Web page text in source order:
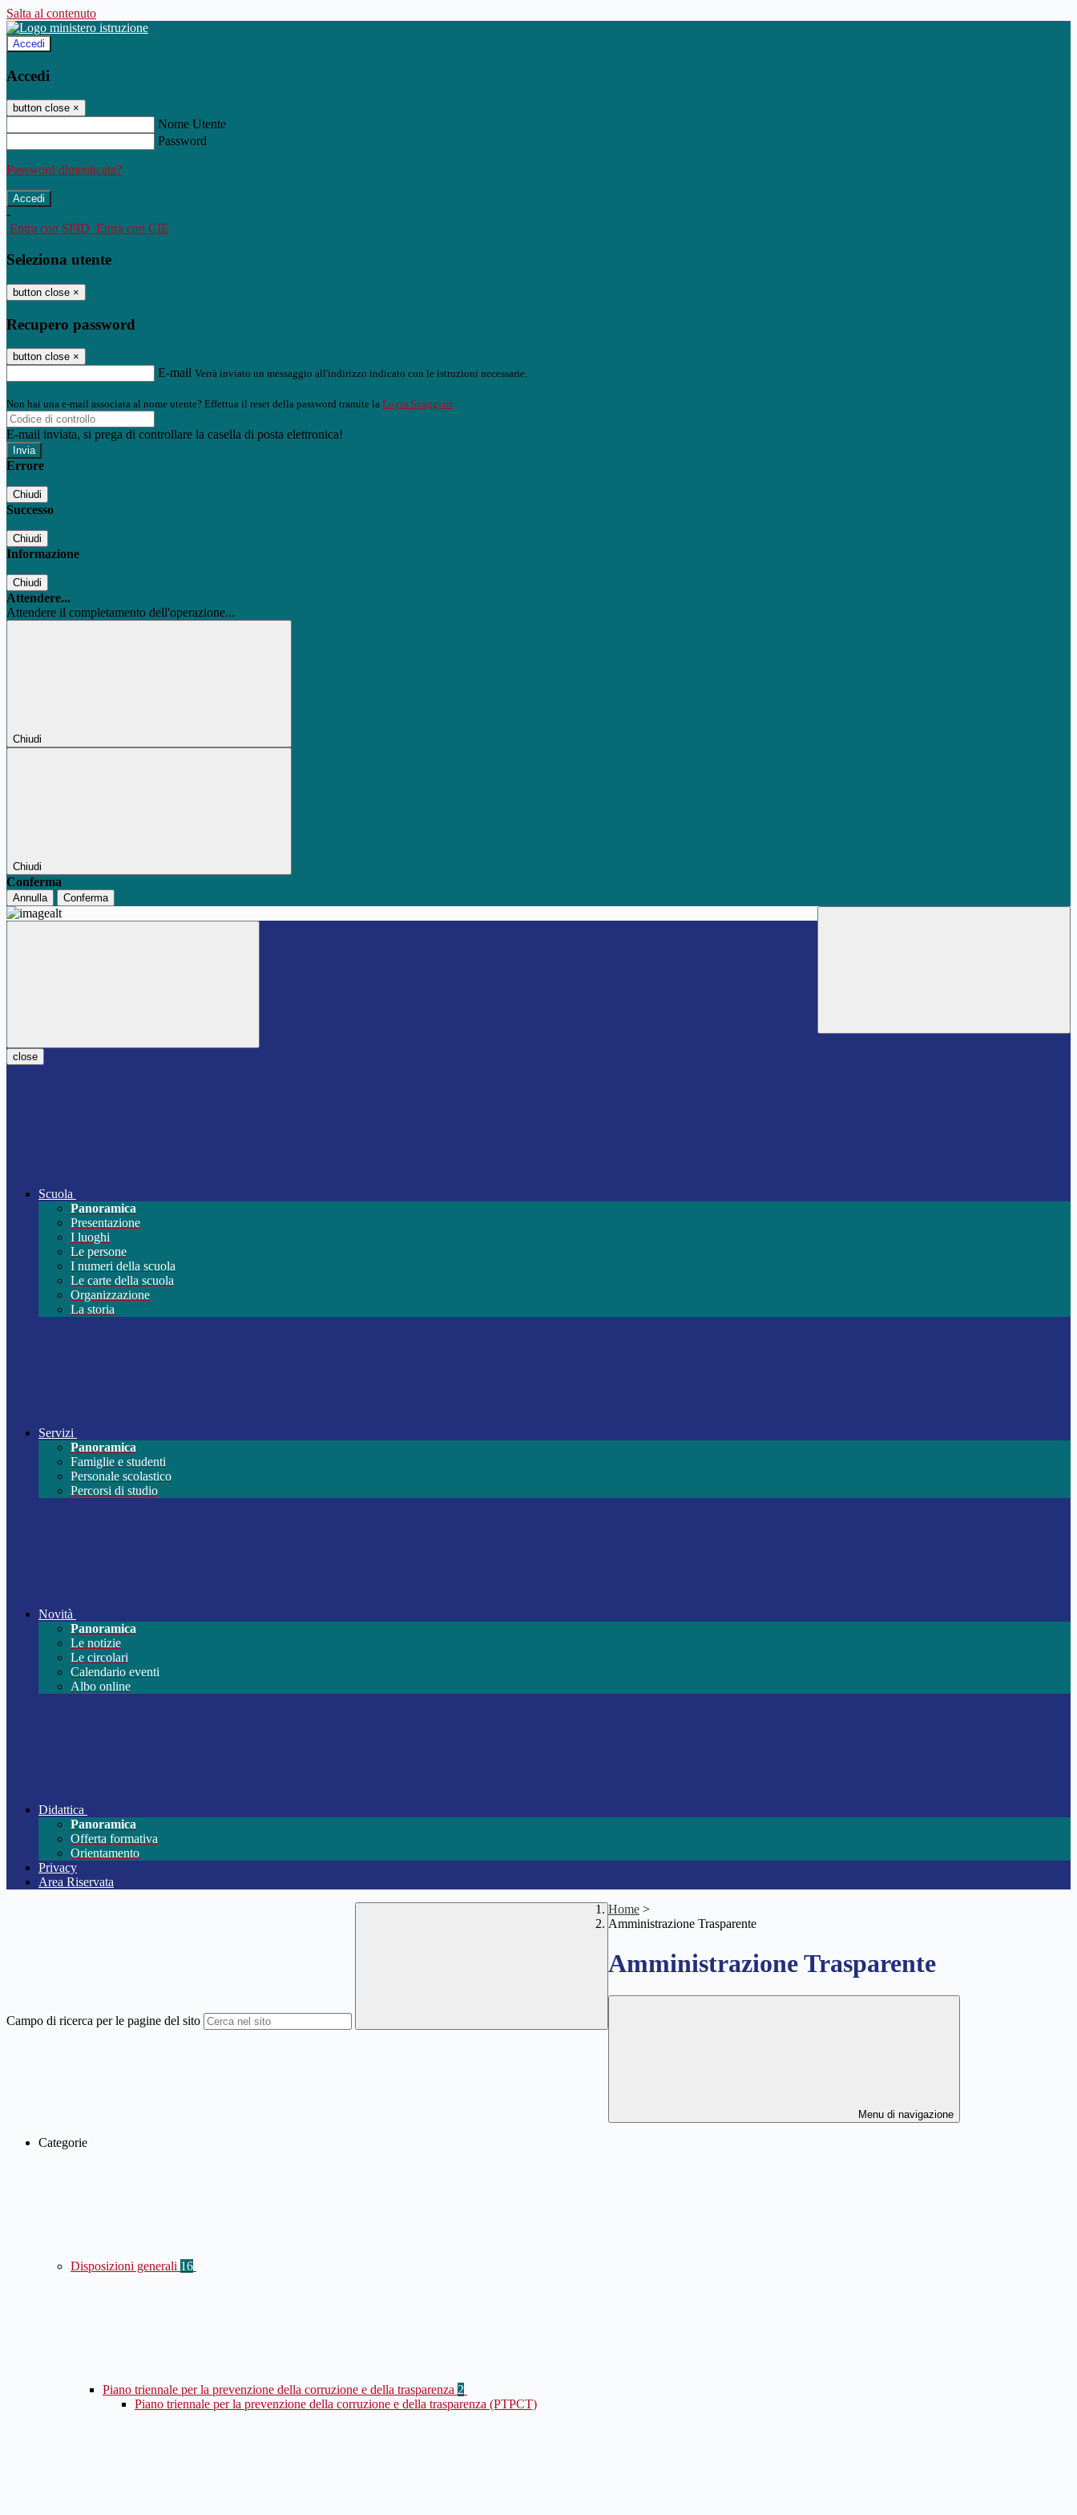
Salta al contenuto
Accedi
Accedi
button close ×
Nome Utente
Password
Password dimenticata?
-
Entra con SPID Entra con CIE
Seleziona utente
button close ×
Recupero password
button close ×
E-mail Verrà inviato un messaggio all'indirizzo indicato con le istruzioni necessarie.
Non hai una e-mail associata al nome utente? Effettua il reset della password tramite la Login Spaggiari
E-mail inviata, si prega di controllare la casella di posta elettronica!
Errore
Chiudi
Successo
Chiudi
Informazione
Chiudi
Attendere...
Attendere il completamento dell'operazione...
Chiudi
Chiudi
Conferma
Annulla Conferma
close
Scuola
Panoramica
Presentazione
I luoghi
Le persone
I numeri della scuola
Le carte della scuola
Organizzazione
La storia
Servizi
Panoramica
Famiglie e studenti
Personale scolastico
Percorsi di studio
Novità
Panoramica
Le notizie
Le circolari
Calendario eventi
Albo online
Didattica
Panoramica
Offerta formativa
Orientamento
Privacy
Area Riservata
Campo di ricerca per le pagine del sito
Home >
Amministrazione Trasparente
Amministrazione Trasparente
Menu di navigazione
Categorie
Disposizioni generali 16
Piano triennale per la prevenzione della corruzione e della trasparenza 2
Piano triennale per la prevenzione della corruzione e della trasparenza (PTPCT)